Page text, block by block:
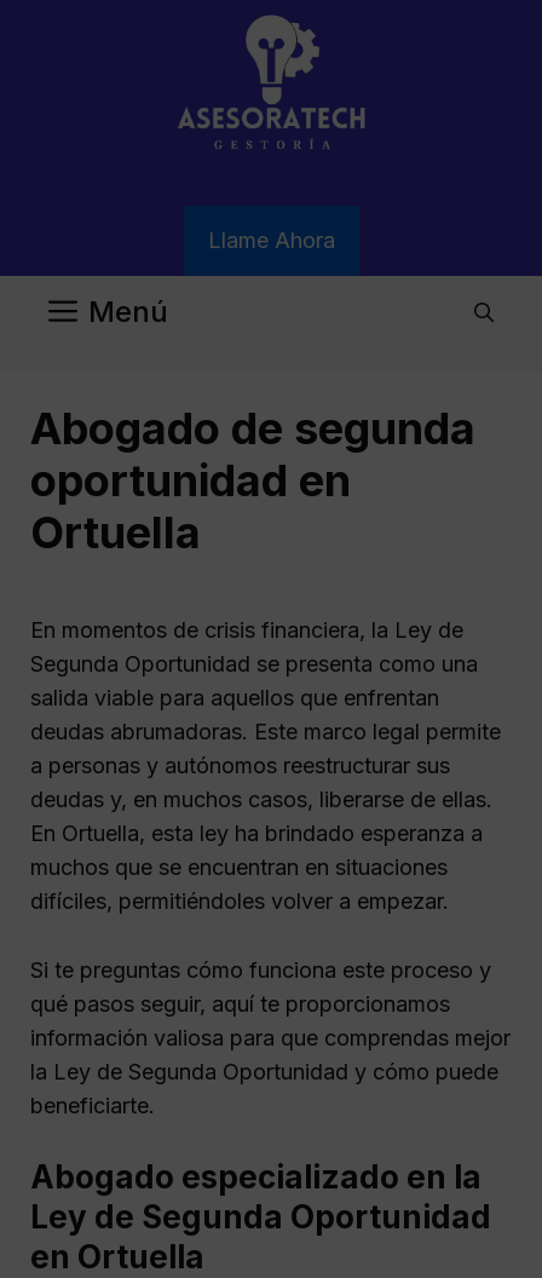
Llame Ahora
Menú
Abogado de segunda
oportunidad en
Ortuella
En momentos de crisis financiera, la Ley de
Segunda Oportunidad se presenta como una
salida viable para aquellos que enfrentan
deudas abrumadoras. Este marco legal permite
a personas y autónomos reestructurar sus
deudas y, en muchos casos, liberarse de ellas.
En Ortuella, esta ley ha brindado esperanza a
muchos que se encuentran en situaciones
difíciles, permitiéndoles volver a empezar.
Si te preguntas cómo funciona este proceso y
qué pasos seguir, aquí te proporcionamos
información valiosa para que comprendas mejor
la Ley de Segunda Oportunidad y cómo puede
beneficiarte.
Abogado especializado en la
Ley de Segunda Oportunidad
en Ortuella